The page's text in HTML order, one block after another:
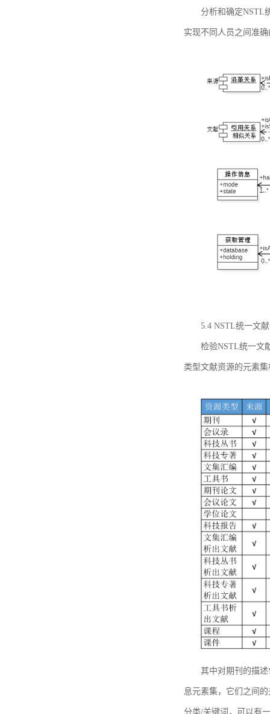
分析和确定NSTL
实现不同人员之间准
5.4 NSTL统一文
检验NSTL统一文
类型文献资源的元素
其中对期刊的描
息元素集，它们之间
分类/关键词，可以有